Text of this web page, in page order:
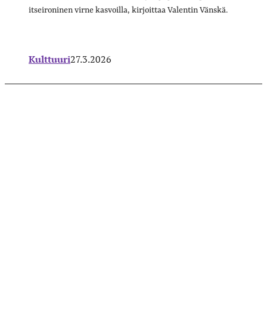
itseironinen virne kasvoilla, kirjoittaa Valentin Vänskä.
Kulttuuri27.3.2026